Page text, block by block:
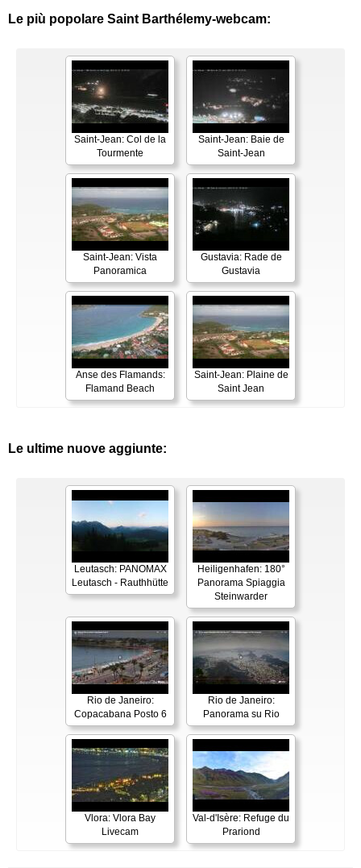
Le più popolare Saint Barthélemy-webcam:
Saint-Jean: Col de la
Tourmente
Saint-Jean: Baie de
Saint-Jean
Saint-Jean: Vista
Panoramica
Gustavia: Rade de
Gustavia
Anse des Flamands:
Flamand Beach
Saint-Jean: Plaine de
Saint Jean
Le ultime nuove aggiunte:
Leutasch: PANOMAX
Leutasch - Rauthhütte
Heiligenhafen: 180°
Panorama Spiaggia
Steinwarder
Rio de Janeiro:
Copacabana Posto 6
Rio de Janeiro:
Panorama su Rio
Vlora: Vlora Bay
Livecam
Val-d'Isère: Refuge du
Prariond